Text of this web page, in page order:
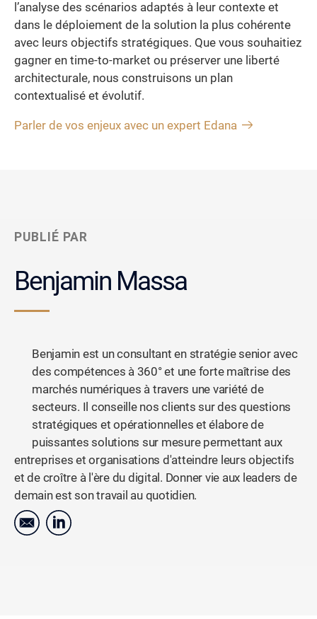
l’analyse des scénarios adaptés à leur contexte et
dans le déploiement de la solution la plus cohérente
avec leurs objectifs stratégiques. Que vous souhaitiez
gagner en time-to-market ou préserver une liberté
architecturale, nous construisons un plan
contextualisé et évolutif.
Parler de vos enjeux avec un expert Edana
PUBLIÉ PAR
Benjamin Massa
Benjamin est un consultant en stratégie senior avec
des compétences à 360° et une forte maîtrise des
marchés numériques à travers une variété de
secteurs. Il conseille nos clients sur des questions
stratégiques et opérationnelles et élabore de
puissantes solutions sur mesure permettant aux
entreprises et organisations d'atteindre leurs objectifs
et de croître à l'ère du digital. Donner vie aux leaders de
demain est son travail au quotidien.